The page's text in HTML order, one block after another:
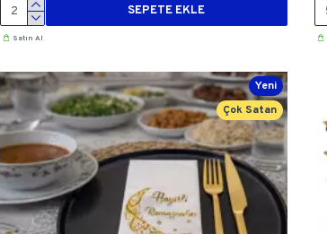
SEPETE EKLE
Satın Al
Yeni
Çok Satan